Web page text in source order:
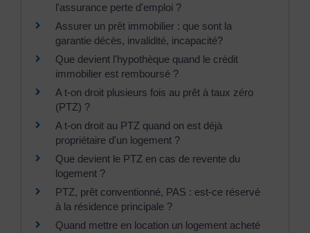
l'assurance perte d'emploi ?
Assurer un prêt immobilier : que sont la
garantie décès, invalidité, incapacité?
Que devient l'hypothèque quand le crédit
immobilier est remboursé ?
A t-on droit plusieurs fois au prêt à taux zéro
(PTZ) ?
A t-on droit au PTZ quand on est déjà
propriétaire d'un logement ?
Que devient le PTZ en cas de revente du
logement ?
PTZ, prêt conventionné, PAS : est-ce réservé
à la résidence principale ?
Quand mettre en location un logement acheté